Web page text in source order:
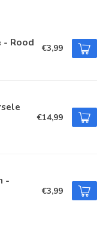
- Rood €3,99
€14,99
-
€3,99